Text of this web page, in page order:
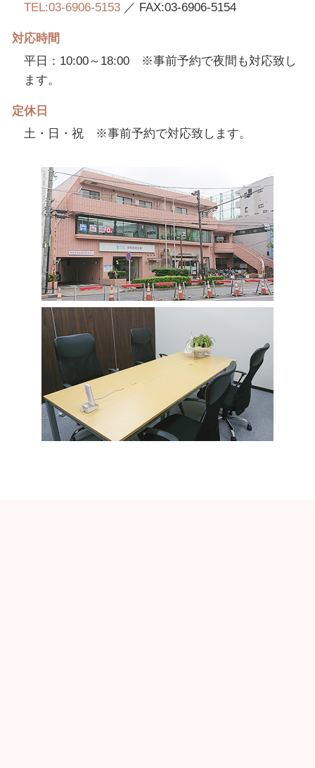
TEL:03-6906-5153 ／ FAX:03-6906-5154
対応時間
平日：10:00～18:00 ※事前予約で夜間も対応致し
ます。
定休日
土・日・祝 ※事前予約で対応致します。